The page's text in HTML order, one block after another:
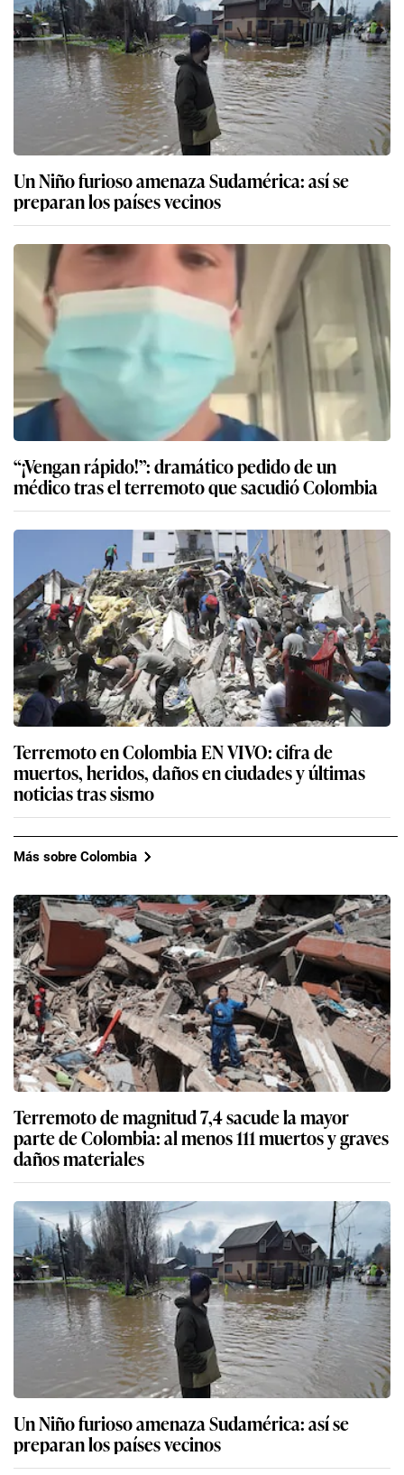
Un Niño furioso amenaza Sudamérica: así se
preparan los países vecinos
“¡Vengan rápido!”: dramático pedido de un
médico tras el terremoto que sacudió Colombia
Terremoto en Colombia EN VIVO: cifra de
muertos, heridos, daños en ciudades y últimas
noticias tras sismo
Más sobre Colombia
Terremoto de magnitud 7,4 sacude la mayor
parte de Colombia: al menos 111 muertos y graves
daños materiales
Un Niño furioso amenaza Sudamérica: así se
preparan los países vecinos